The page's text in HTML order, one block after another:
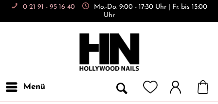
0 21 91 - 95 16 40
Mo.-Do. 9:00 - 17:30 Uhr | Fr. bis 15:00
Uhr
Menü